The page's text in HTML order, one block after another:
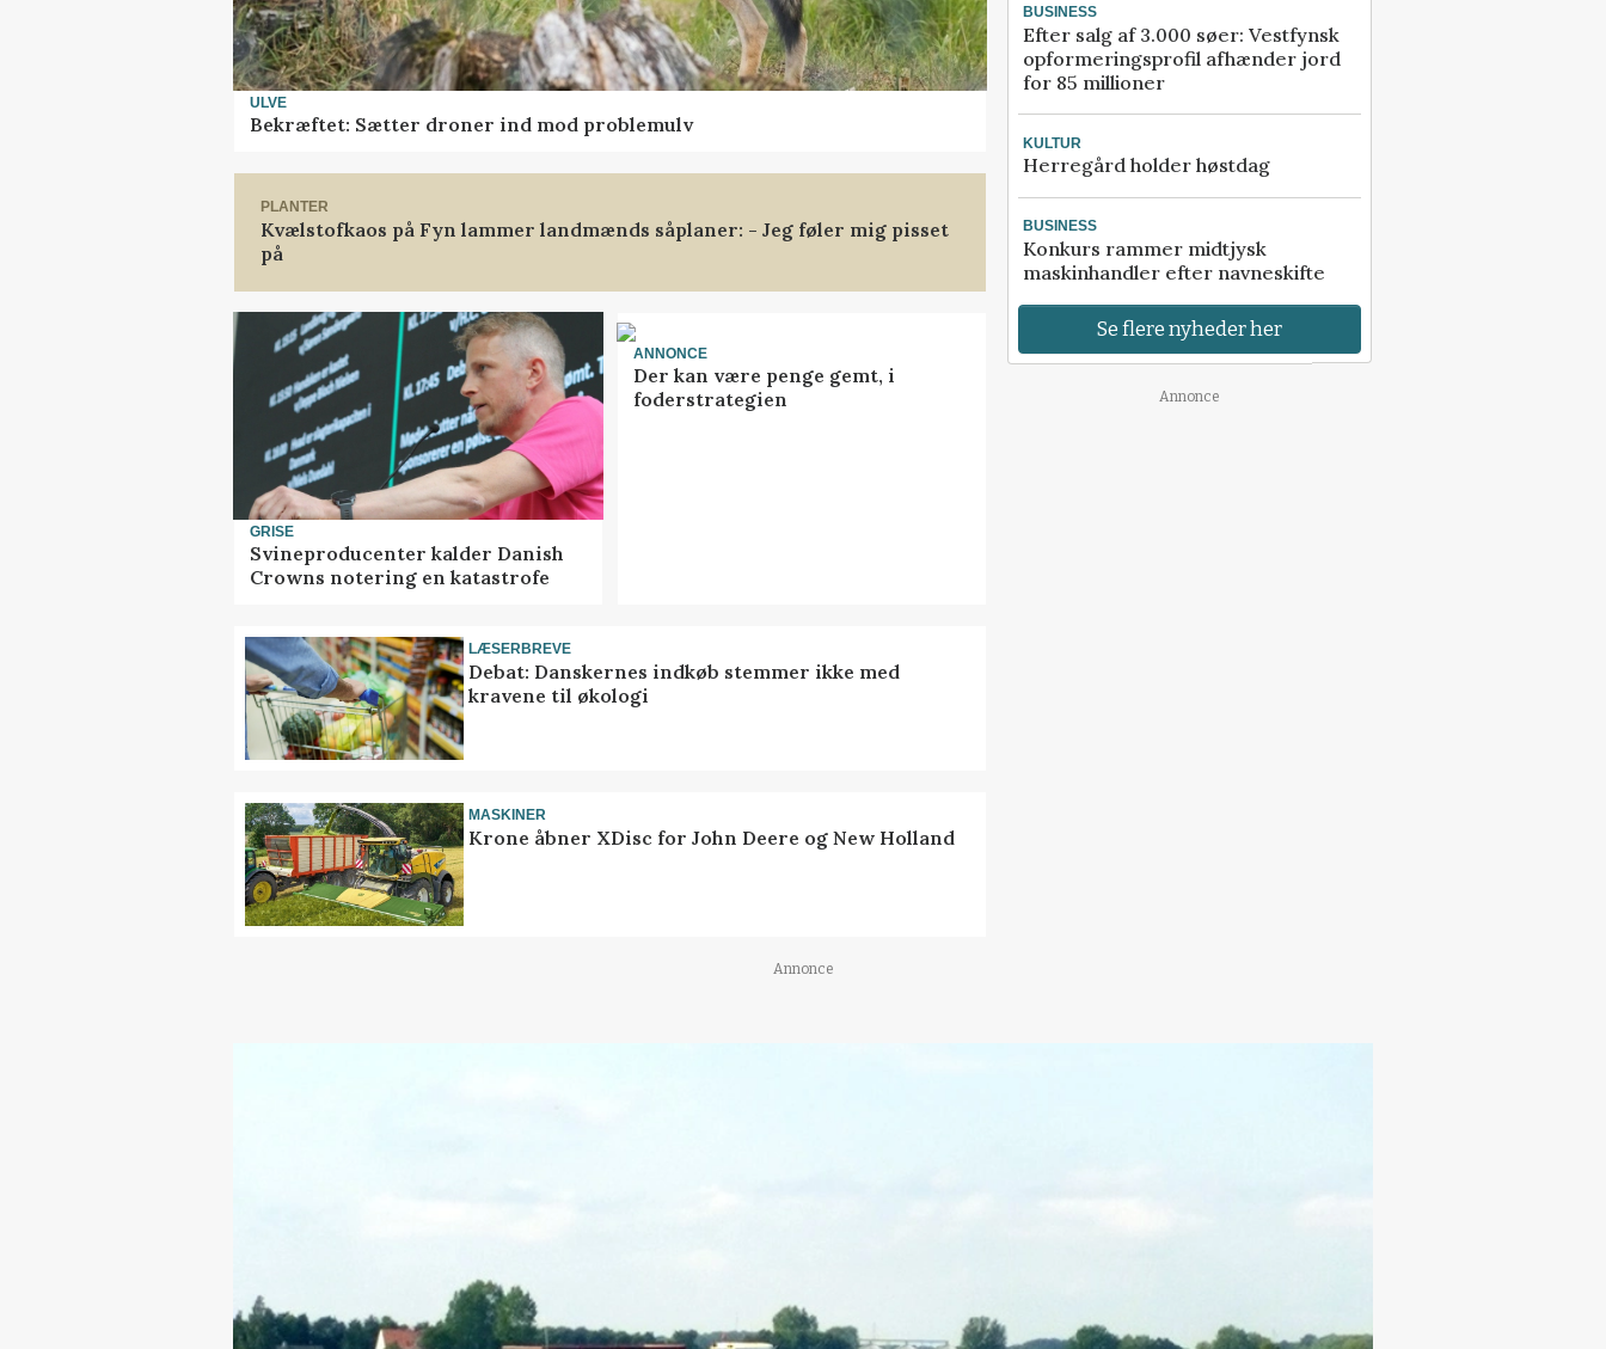
ULVE
Bekræftet: Sætter droner ind mod problemulv
PLANTER
Kvælstofkaos på Fyn lammer landmænds såplaner: - Jeg føler mig pisset
på
GRISE
Svineproducenter kalder Danish
Crowns notering en katastrofe
ANNONCE
Der kan være penge gemt, i
foderstrategien
LÆSERBREVE
Debat: Danskernes indkøb stemmer ikke med
kravene til økologi
MASKINER
Krone åbner XDisc for John Deere og New Holland
BUSINESS
Efter salg af 3.000 søer: Vestfynsk
opformeringsprofil afhænder jord
for 85 millioner
KULTUR
Herregård holder høstdag
BUSINESS
Konkurs rammer midtjysk
maskinhandler efter navneskifte
Se flere nyheder her
Annonce
Annonce